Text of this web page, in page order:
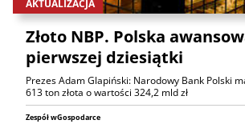
AKTUALIZACJA
Złoto NBP. Polska
pierwszej dziesiątki
Prezes Adam Glapiński: Narodowy Bank Polski
613 ton złota o wartości 324,2 mld zł
Zespół wGospodarce